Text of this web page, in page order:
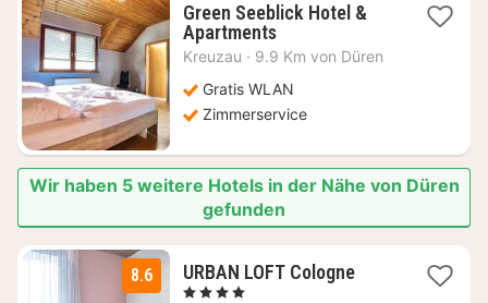
Green Seeblick Hotel &
Apartments1
Nacht
71,50
€
Kreuzau · 9.9 Km von Düren
Gratis WLAN
Zimmerservice
Wir haben 5 weitere Hotels in der Nähe von Düren
gefunden
8.6 URBAN LOFT Cologne1
, 4 Sterne